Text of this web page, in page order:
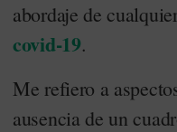
abordaje de
covid-19.
Me refiero a
ausencia de un